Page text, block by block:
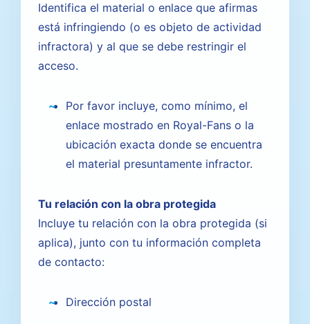
Identifica el material o enlace que afirmas
está infringiendo (o es objeto de actividad
infractora) y al que se debe restringir el
acceso.
Por favor incluye, como mínimo, el
enlace mostrado en Royal-Fans o la
ubicación exacta donde se encuentra
el material presuntamente infractor.
Tu relación con la obra protegida
Incluye tu relación con la obra protegida (si
aplica), junto con tu información completa
de contacto:
Dirección postal